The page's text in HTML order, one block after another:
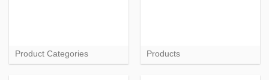
Product Categories Products